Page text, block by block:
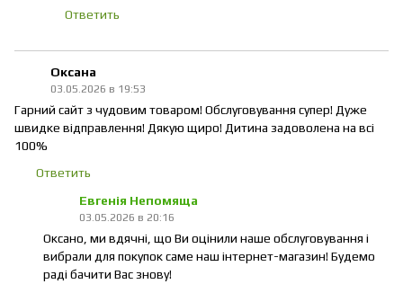
Ответить
Оксана
03.05.2026 в 19:53
Гарний сайт з чудовим товаром! Обслуговування супер! Дуже
швидке відправлення! Дякую щиро! Дитина задоволена на всі
100%
Ответить
Евгенія Непомяща
03.05.2026 в 20:16
Оксано, ми вдячні, що Ви оцінили наше обслуговування і
вибрали для покупок саме наш інтернет-магазин! Будемо
раді бачити Вас знову!